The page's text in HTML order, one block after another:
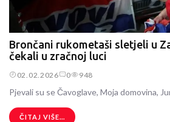
Brončani rukometaši sletjeli u
čekali u zračnoj luci
02.02.2026 0 948
Pjevali su se Čavoglave, Moja domovina,
ČITAJ VIŠE...